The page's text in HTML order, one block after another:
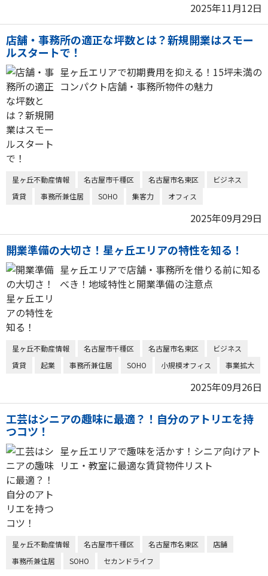
2025年11月12日
店舗・事務所の適正な坪数とは？新規開業はスモー
ルスタートで！
星ヶ丘エリアで初期費用を抑える！15坪未満の
コンパクト店舗・事務所物件の魅力
星ヶ丘不動産情報 名古屋市千種区 名古屋市名東区
ビジネス
賃貸
事務所兼住居 SOHO 集客力 オフィス
2025年09月29日
開業準備の大切さ！星ヶ丘エリアの特性を知る！
星ヶ丘エリアで店舗・事務所を借りる前に知る
べき！地域特性と開業準備の注意点
星ヶ丘不動産情報 名古屋市千種区 名古屋市名東区
ビジネス
賃貸
起業 事務所兼住居 SOHO 小規模オフィス 事業拡大
2025年09月26日
工芸はシニアの趣味に最適？！自分のアトリエを持
つコツ！
星ヶ丘エリアで趣味を活かす！シニア向けアト
リエ・教室に最適な賃貸物件リスト
星ヶ丘不動産情報 名古屋市千種区 名古屋市名東区
店舗
事務所兼住居
SOHO セカンドライフ